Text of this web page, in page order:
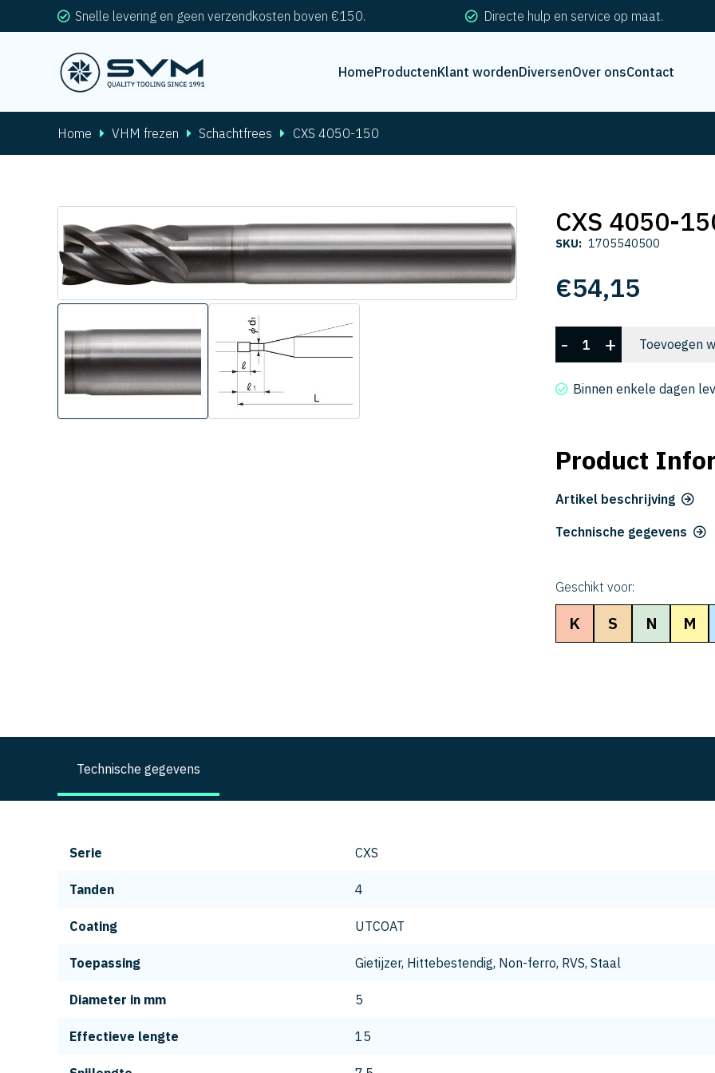
Snelle levering en geen verzendkosten boven €150. Directe hulp en service op maat.
HomeProductenKlant wordenDiversenOver onsContact
Home VHM frezen Schachtfrees CXS 4050-150
CXS 4050-
SKU: 1705540500
€54,15
4050-
150
- + Toevoegen
Binnen enkele dagen
Product
Artikel beschrijving
Technische gegevens
Geschikt voor:
K S N M
Technische gegevens
Serie CXS
Tanden 4
Coating UTCOAT
Toepassing Gietijzer, Hittebestendig, Non-ferro, RVS, Staal
Diameter in mm 5
Effectieve lengte 15